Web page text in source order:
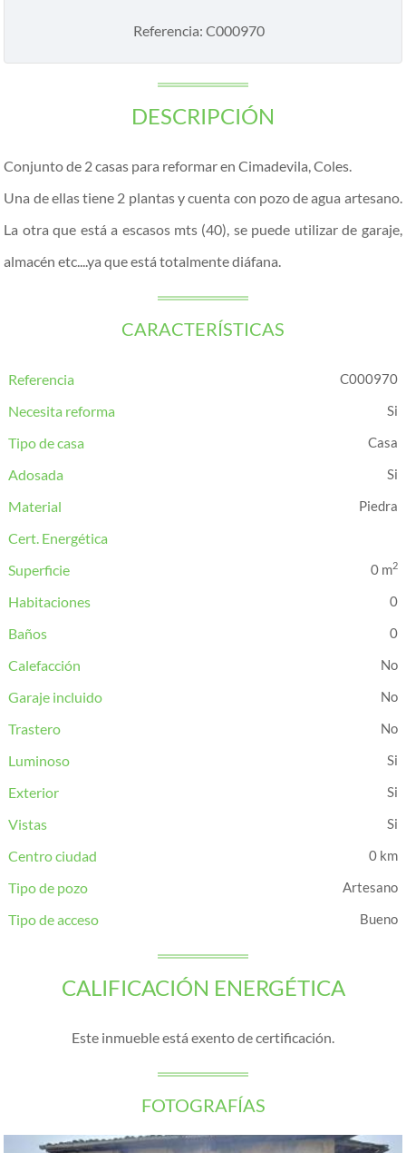
Referencia: C000970
DESCRIPCIÓN
Conjunto de 2 casas para reformar en Cimadevila, Coles.
Una de ellas tiene 2 plantas y cuenta con pozo de agua artesano.
La otra que está a escasos mts (40), se puede utilizar de garaje,
almacén etc....ya que está totalmente diáfana.
CARACTERÍSTICAS
Referencia C000970
Necesita reforma
Tipo de casa
Casa
Adosada
Material
Piedra
Cert. Energética
Superficie
0 m2
Habitaciones 0
Baños 0
Calefacción
Garaje incluido
Trastero
Luminoso
Exterior
Vistas
Centro ciudad
0 km
Tipo de pozo Artesano
Tipo de acceso Bueno
CALIFICACIÓN ENERGÉTICA
Este inmueble está exento de certificación.
FOTOGRAFÍAS